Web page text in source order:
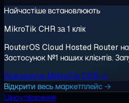
Найчастіше встановлюють
MikroTik CHR за 1 клік
RouterOS Cloud Hosted Router
Застосунок №1 наших клієнтів.
Розгорнути MikroTik CHR →
Відкрити весь маркетплейс →
Ціноутворення